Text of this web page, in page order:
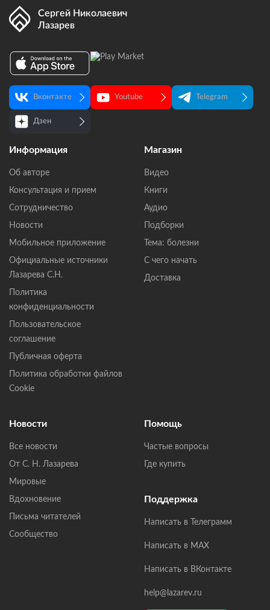
Сергей Николаевич
Лазарев
Вконтакте Youtube Telegram
Дзен
Информация
Об авторе
Консультация и прием
Сотрудничество
Новости
Мобильное приложение
Официальные источники
Лазарева С.Н.
Политика
конфиденциальности
Пользовательское
соглашение
Публичная оферта
Политика обработки файлов
Cookie
Магазин
Видео
Книги
Аудио
Подборки
Тема: болезни
С чего начать
Доставка
Новости
Все новости
От С. Н. Лазарева
Мировые
Вдохновение
Письма читателей
Сообщество
Помощь
Частые вопросы
Где купить
Поддержка
Написать в Телеграмм
Написать в MAX
Написать в ВКонтакте
help@lazarev.ru